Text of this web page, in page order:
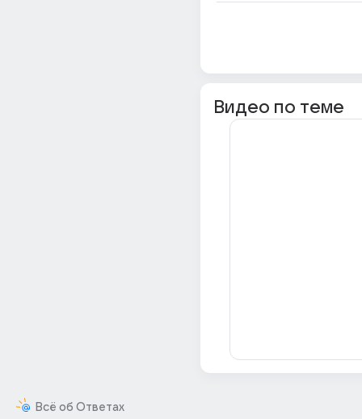
Всё об Ответах
Видео по теме